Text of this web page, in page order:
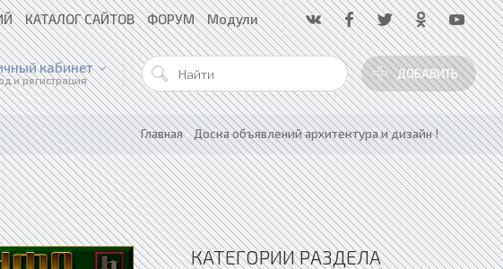
КАТАЛОГ САЙТОВ ФОРУМ Модули
ДОБАВИТЬ
кабинет
и регистрация
Главная»Доска объявлений архитектура и дизайн !
КАТЕГОРИИ РАЗДЕЛА